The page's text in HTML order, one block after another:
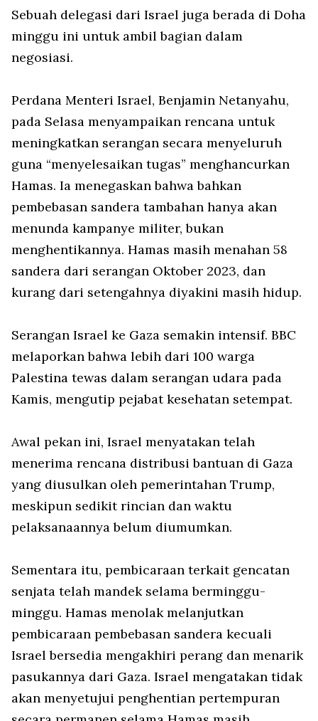
Sebuah delegasi dari Israel juga berada di Doha
minggu ini untuk ambil bagian dalam
negosiasi.
Perdana Menteri Israel, Benjamin Netanyahu,
pada Selasa menyampaikan rencana untuk
meningkatkan serangan secara menyeluruh
guna “menyelesaikan tugas” menghancurkan
Hamas. Ia menegaskan bahwa bahkan
pembebasan sandera tambahan hanya akan
menunda kampanye militer, bukan
menghentikannya. Hamas masih menahan 58
sandera dari serangan Oktober 2023, dan
kurang dari setengahnya diyakini masih hidup.
Serangan Israel ke Gaza semakin intensif. BBC
melaporkan bahwa lebih dari 100 warga
Palestina tewas dalam serangan udara pada
Kamis, mengutip pejabat kesehatan setempat.
Awal pekan ini, Israel menyatakan telah
menerima rencana distribusi bantuan di Gaza
yang diusulkan oleh pemerintahan Trump,
meskipun sedikit rincian dan waktu
pelaksanaannya belum diumumkan.
Sementara itu, pembicaraan terkait gencatan
senjata telah mandek selama berminggu-
minggu. Hamas menolak melanjutkan
pembicaraan pembebasan sandera kecuali
Israel bersedia mengakhiri perang dan menarik
pasukannya dari Gaza. Israel mengatakan tidak
akan menyetujui penghentian pertempuran